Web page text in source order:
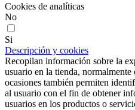
Cookies de analíticas
No
Si
Descripción y cookies
Recopilan información sobre la
usuario en la tienda,
ocasiones también permiten
al usuario con el fin de obtener
usuarios en los productos o